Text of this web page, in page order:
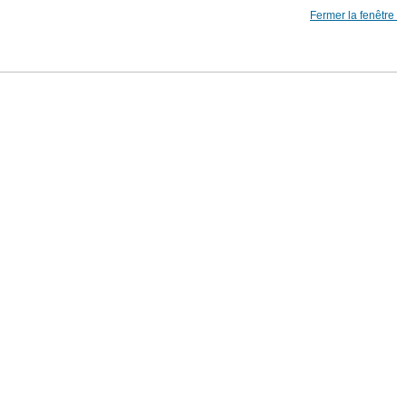
Fermer la fenêtre